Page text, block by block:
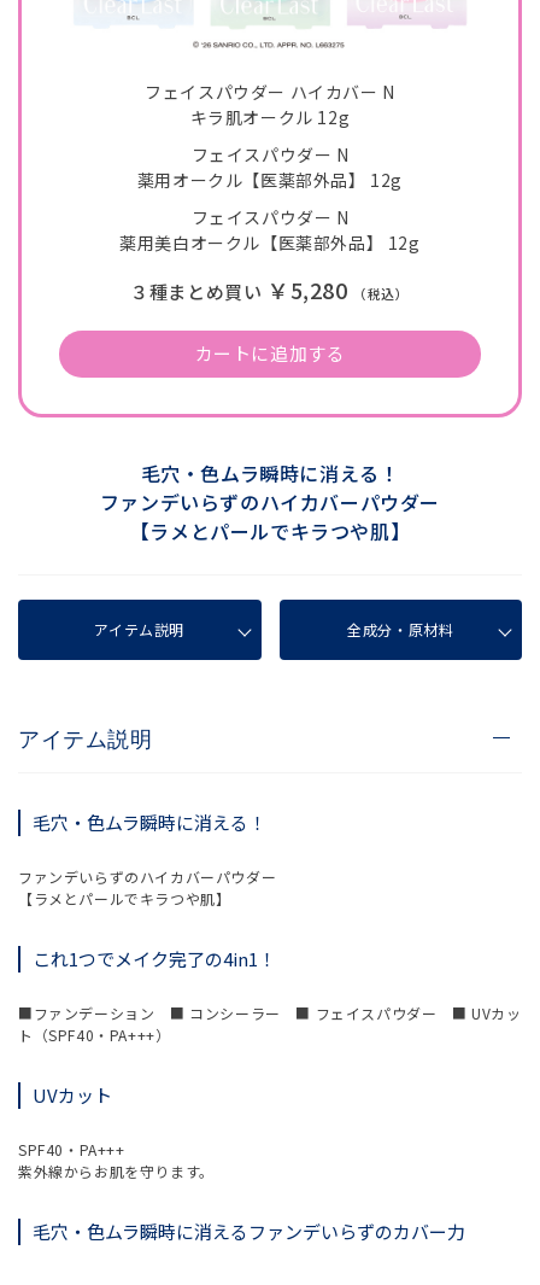
フェイスパウダー ハイカバー N
キラ肌オークル 12g
フェイスパウダー N
薬用オークル【医薬部外品】 12g
フェイスパウダー N
薬用美白オークル【医薬部外品】 12g
３種まとめ買い ￥5,280 （税込）
カートに追加する
毛穴・色ムラ瞬時に消える！
ファンデいらずのハイカバーパウダー
【ラメとパールでキラつや肌】
アイテム説明 全成分・原材料
アイテム説明
毛穴・色ムラ瞬時に消える！
ファンデいらずのハイカバーパウダー
【ラメとパールでキラつや肌】
これ1つでメイク完了の4in1！
■ファンデーション ■ コンシーラー ■ フェイスパウダー ■ UVカッ
ト（SPF40・PA+++）
UVカット
SPF40・PA+++
紫外線からお肌を守ります。
毛穴・色ムラ瞬時に消えるファンデいらずのカバー力